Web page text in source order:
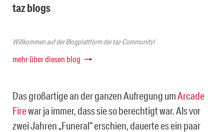
taz blogs
Willkommen auf der Blogplattform der taz-Community!
mehr über diesen blog
Das großartige an der ganzen Aufregung umArcade
Firewar ja immer, dass sie so berechtigt war. Als vor
zwei Jahren „Funeral“ erschien, dauerte es ein paar